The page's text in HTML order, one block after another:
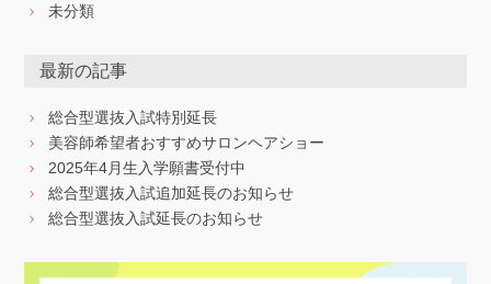
未分類
最新の記事
総合型選抜入試特別延長
美容師希望者おすすめサロンヘアショー
2025年4月生入学願書受付中
総合型選抜入試追加延長のお知らせ
総合型選抜入試延長のお知らせ